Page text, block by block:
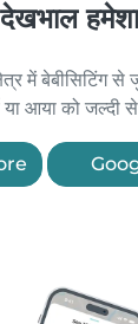
में बेबीसिटिंग
या आया को जल्दी